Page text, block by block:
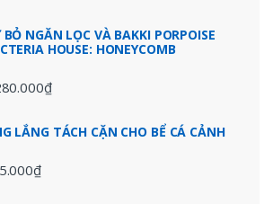
BỎ NGĂN LỌC VÀ BAKKI PORPOISE
HOUSE: HONEYCOMB
₫
LẮNG TÁCH CẶN CHO BỂ CÁ CẢNH
₫